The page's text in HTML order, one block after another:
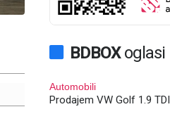
BDBOXoglasi
Automobili
Prodajem VW Golf 1.9 TDI